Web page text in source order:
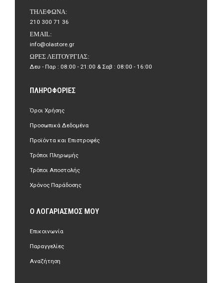
ΤΗΛΈΦΩΝΑ:
210 300 71 36
EMAIL:
info@olastore.gr
ΏΡΕΣ ΛΕΙΤΟΥΡΓΊΑΣ:
Δευ - Παρ : 08:00 - 21:00 & Σαβ : 08:00 - 16:00
ΠΛΗΡΟΦΟΡΊΕΣ
Όροι Χρήσης
Προσωπικά Δεδομένα
Προϊόντα και Επιστροφές
Τρόποι Πληρωμής
Τρόποι Αποστολής
Χρόνος Παράδοσης
Ο ΛΟΓΑΡΙΑΣΜΌΣ ΜΟΥ
Επικοινωνία
Παραγγελίες
Αναζήτηση